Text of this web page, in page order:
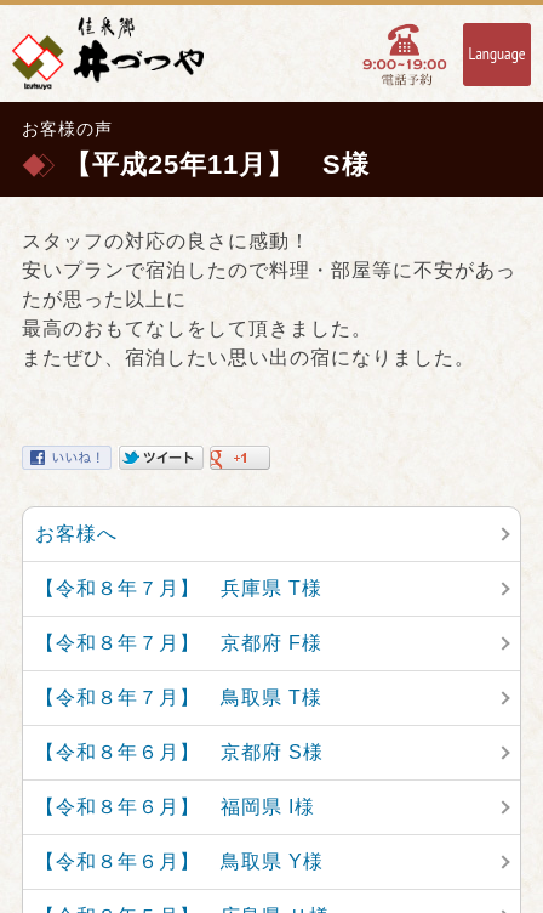
お客様の声
【平成25年11月】 S様
スタッフの対応の良さに感動！
安いプランで宿泊したので料理・部屋等に不安があっ
たが思った以上に
最高のおもてなしをして頂きました。
またぜひ、宿泊したい思い出の宿になりました。
お客様へ
【令和８年７月】 兵庫県 T様
【令和８年７月】 京都府 F様
【令和８年７月】 鳥取県 T様
【令和８年６月】 京都府 S様
【令和８年６月】 福岡県 I様
【令和８年６月】 鳥取県 Y様